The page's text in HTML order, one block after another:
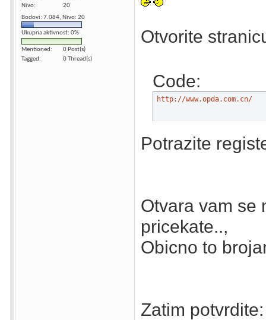
Nivo
20
Bodovi: 7.084, Nivo: 20
Ukupna aktivnost: 0%
Mentioned
0 Post(s)
Tagged
0 Thread(s)
Otvorite
Code:
http://www.opda.com.cn/
Potrazite
Otvara vam se
pricekate..,
Obicno to
Zatim potvrdite: